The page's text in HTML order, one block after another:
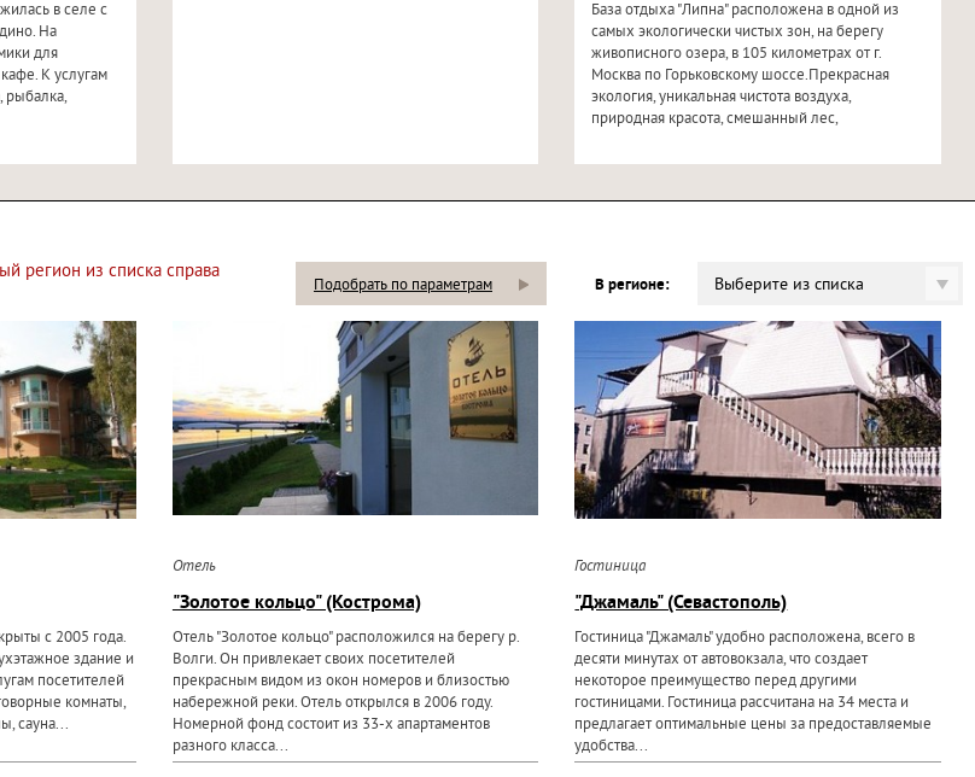
в селе с
На
для
К услугам
рыбалка,
База отдыха "Липна" расположена в одной из
самых экологически чистых зон, на берегу
живописного озера, в 105 километрах от г.
Москва по Горьковскому шоссе.Прекрасная
экология, уникальная чистота воздуха,
природная красота, смешанный лес,
регион из списка справа
Подобрать по параметрам В регионе: Выберите из списка
с 2005 года.
здание и
посетителей
комнаты,
сауна...
Отель
"Золотое кольцо" (Кострома)
Отель "Золотое кольцо" расположился на берегу р.
Волги. Он привлекает своих посетителей
прекрасным видом из окон номеров и близостью
набережной реки. Отель открылся в 2006 году.
Номерной фонд состоит из 33-х апартаментов
разного класса...
Гостиница
"Джамаль" (Севастополь)
Гостиница "Джамаль" удобно расположена, всего в
десяти минутах от автовокзала, что создает
некоторое преимущество перед другими
гостиницами. Гостиница рассчитана на 34 места и
предлагает оптимальные цены за предоставляемые
удобства...